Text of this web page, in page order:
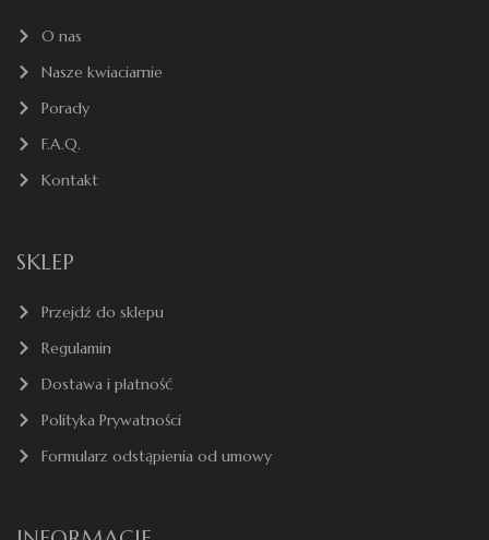
O nas
Nasze kwiaciarnie
Porady
F.A.Q.
Kontakt
SKLEP
Przejdź do sklepu
Regulamin
Dostawa i płatność
Polityka Prywatności
Formularz odstąpienia od umowy